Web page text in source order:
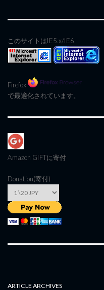
このサイトはIE5.x/IE6
Firefox
で最適化されています。
Amazon GIFTに寄付
Donation(寄付)
ARTICLE ARCHIVES